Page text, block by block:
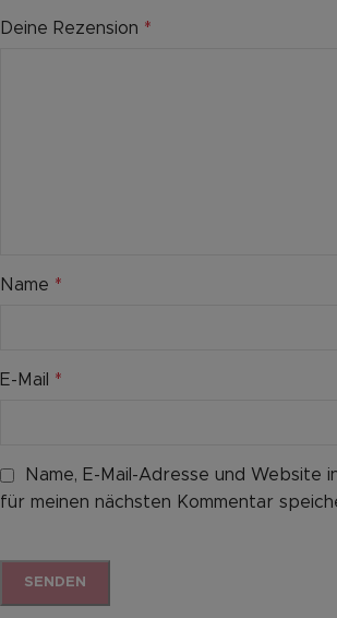
Deine Rezension *
Name *
E-Mail *
Name, E-Mail-Adresse und Website
für meinen nächsten Kommentar